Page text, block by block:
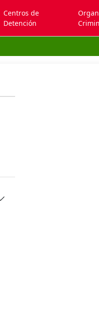
Centros de
Detención